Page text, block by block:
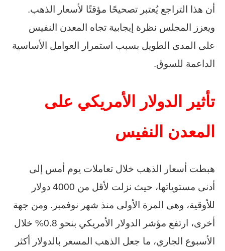
أن هذا التراجع يُعتبر تصحيحًا مؤقتًا لأسعار الذهب.
ويعزز المجلس نظرة إيجابية تجاه المعدن النفيس
على المدى الطويل بسبب استمرار العوامل الأساسية
الداعمة للسوق.
تأثير الدولار الأمريكي على
المعدن النفيس
هبطت أسعار الذهب خلال تعاملات يوم أمس إلى
أدنى مستوياتها، حيث نزلت لأقل من 4000 دولار
للأوقية، وهى المرة الأولى منذ شهر نوفمبر. ومن جهة
أخرى، ارتفع مؤشر الدولار الأمريكي بنحو 0.8% خلال
الأسبوع الجاري، ما جعل الذهب المسعر بالدولار أكثر